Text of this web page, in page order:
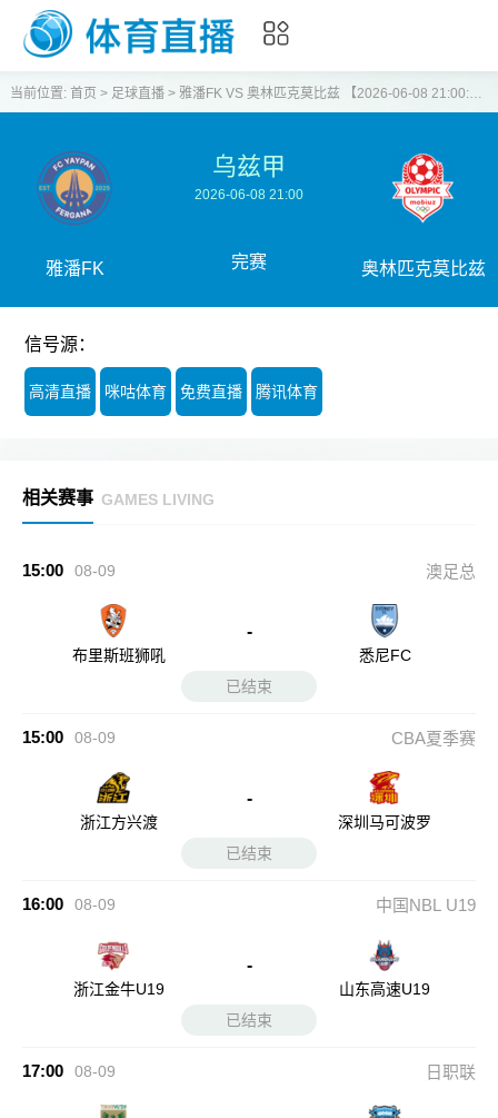
当前位置: 首页 > 足球直播> 雅潘FK VS 奥林匹克莫比兹 【2026-06-08 21:00:00】
雅潘FK
乌兹甲
2026-06-08 21:00
完赛 奥林匹克莫比兹
信号源：
高清直播 咪咕体育 免费直播 腾讯体育
相关赛事 GAMES LIVING
15:00 08-09 澳足总
布里斯班狮吼
-
悉尼FC
已结束
15:00 08-09 CBA夏季赛
浙江方兴渡
-
深圳马可波罗
已结束
16:00 08-09 中国NBL U19
浙江金牛U19
-
山东高速U19
已结束
17:00 08-09 日职联